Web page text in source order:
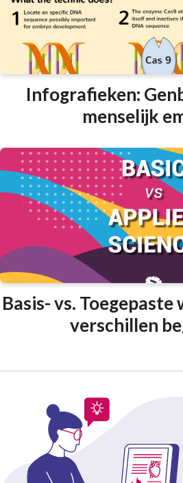
Infografieken:
menselijk
Basis- vs. Toegepaste
verschillen